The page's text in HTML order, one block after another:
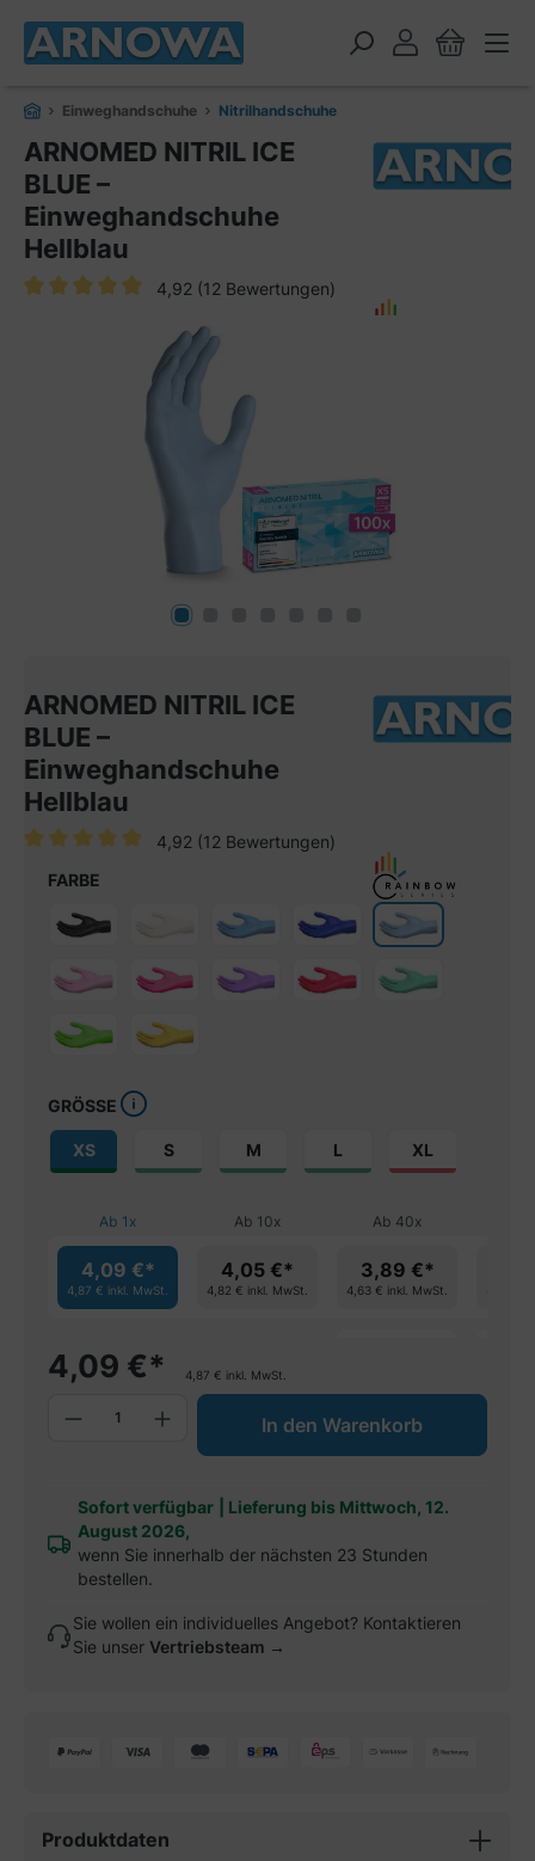
springen
Einweghandschuhe Nitrilhandschuhe
ARNOMED NITRIL ICE
BLUE –
Einweghandschuhe
Hellblau
Durchschnittliche Bewertung von 4.9 von 5 Sternen
4,92 (12 Bewertungen)
Bildergalerie überspringen
ARNOMED NITRIL ICE
BLUE –
Einweghandschuhe
Hellblau
Durchschnittliche Bewertung von 4.9 von 5 Sternen
4,92 (12 Bewertungen)
FARBE
GRÖSSE
XS S M L XL
Ab 1 x
4,09 €*
4,87 € inkl. MwSt.
Ab 10x
4,05 €*
4,82 € inkl. MwSt.
Ab 40x
3,89 €*
4,63 € inkl. MwSt.
Sofort verfügbar
Lieferung bis Mittwoch, 12.
August 2026,
wenn Sie innerhalb der nächsten 23 Stunden
bestellen.
4,09 €* 4,87 € inkl. MwSt.
Produkt Anzahl: Gib den
In den Warenkorb
Sie wollen ein individuelles Angebot? Kontaktieren
Sie unser Vertriebsteam →
Produktdaten